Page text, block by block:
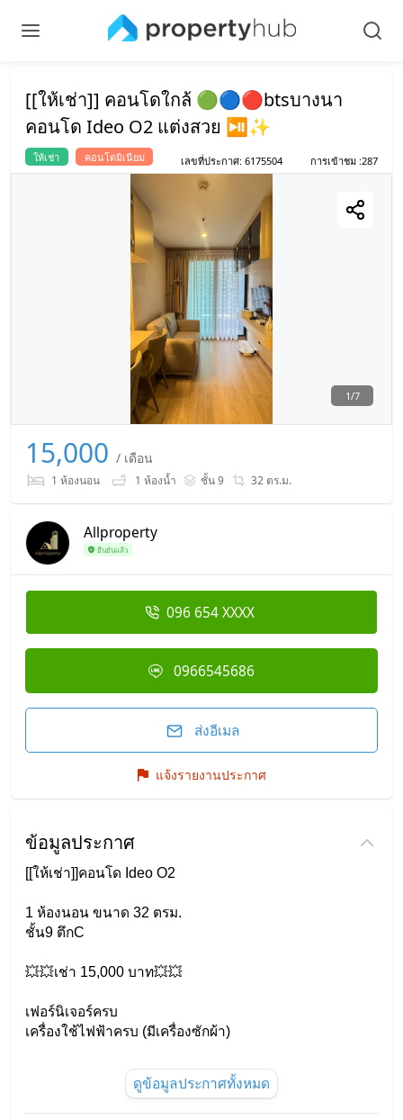
[[ให้เช่า]] คอนโดใกล้ 🟢🔵🔴btsบางนา
คอนโด Ideo O2 แต่งสวย ⏯️✨
ให้เช่า คอนโดมิเนียม เลขที่ประกาศ: 6175504 การเข้าชม :287
1/7
15,000 / เดือน
1 ห้องนอน 1 ห้องน้ำ ชั้น 9 32 ตร.ม.
Allproperty
ยืนยันแล้ว
096 654 XXXX
0966545686
ส่งอีเมล
แจ้งรายงานประกาศ
ข้อมูลประกาศ
[[ให้เช่า]]คอนโด Ideo O2
1 ห้องนอน ขนาด 32 ตรม.
ชั้น9 ตึกC
💥💥เช่า 15,000 บาท💥💥
เฟอร์นิเจอร์ครบ
เครื่องใช้ไฟฟ้าครบ (มีเครื่องซักผ้า)
สถานที่ใกล้เคียง :
#BTSบางนา
ดูข้อมูลประกาศทั้งหมด